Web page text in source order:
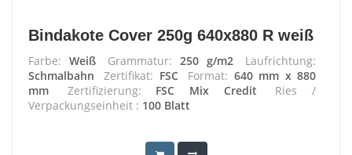
Bindakote Cover 250g 640x880 R weiß
Farbe: Weiß Grammatur: 250 g/m2
Laufrichtung:
Schmalbahn
Zertifikat: FSC Format: 640 mm x 880
mm
Zertifizierung: FSC Mix Credit
Ries /
Verpackungseinheit : 100 Blatt